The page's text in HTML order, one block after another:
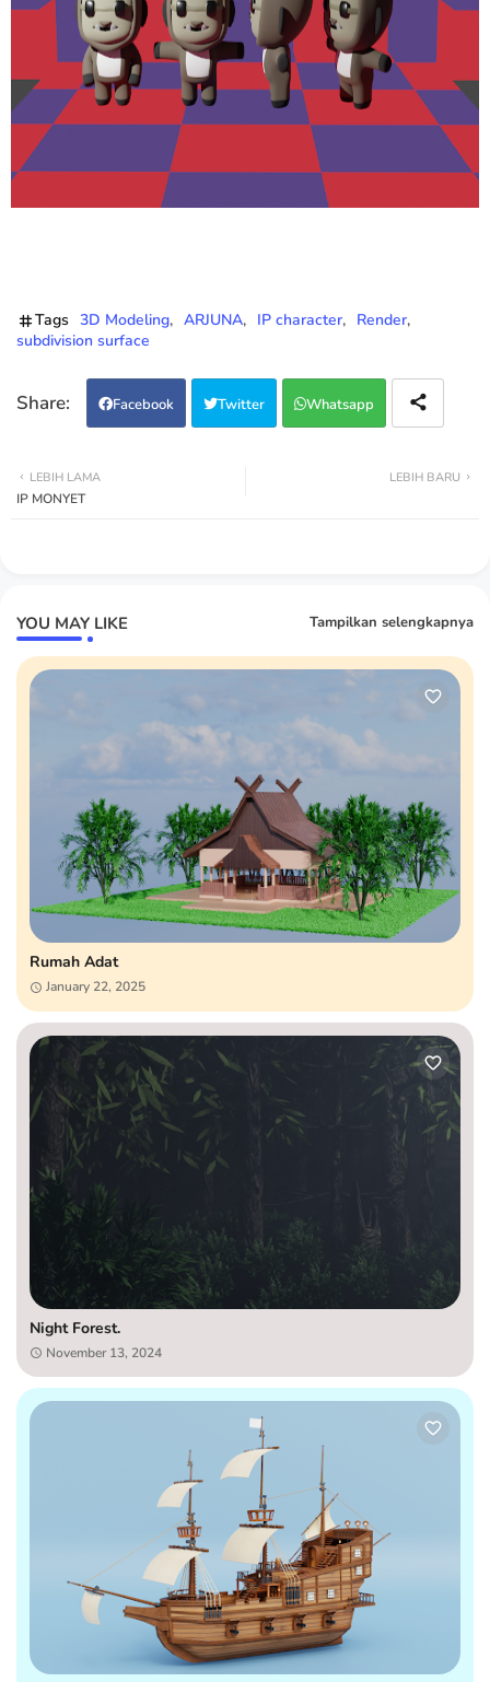
Tags 3D Modeling ARJUNA IP character
Render
subdivision surface
Facebook Twitter Whatsapp
LEBIH BARU
LEBIH LAMA
IP MONYET
YOU MAY LIKE Tampilkan selengkapnya
Rumah Adat
January 22, 2025
Night Forest.
November 13, 2024